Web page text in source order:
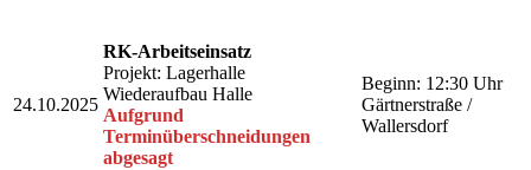
24.10.2025
RK-Arbeitseinsatz
Projekt: Lagerhalle
Wiederaufbau Halle
Aufgrund
Terminüberschneidungen
abgesagt
Beginn: 12:30 Uhr
Gärtnerstraße /
Wallersdorf